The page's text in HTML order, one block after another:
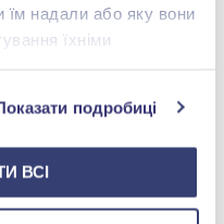
їм надали або яку вони
їхніми
подробиці
ВСІ
276